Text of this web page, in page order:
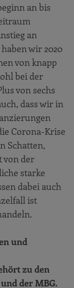
an bis
an
wir 2020
von knapp
bei der
von sechs
dass wir in
Corona-Krise
Schatten,
von der
starke
dabei auch
ist
und
zu den
der MBG.